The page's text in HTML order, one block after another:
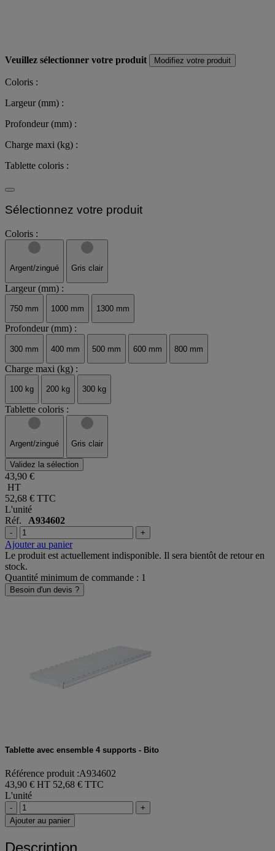
Veuillez sélectionner votre produit Modifiez votre produit
Coloris :
Largeur (mm) :
Profondeur (mm) :
Charge maxi (kg) :
Tablette coloris :
Sélectionnez votre produit
Coloris :
Argent/zingué Gris clair
Largeur (mm) :
750 mm 1000 mm 1300 mm
Profondeur (mm) :
300 mm 400 mm 500 mm 600 mm 800 mm
Charge maxi (kg) :
100 kg 200 kg 300 kg
Tablette coloris :
Argent/zingué Gris clair
Validez la sélection
43,90 €
HT
52,68 € TTC
L'unité
Réf. A934602
- +
Ajouter au panier
Le produit est actuellement indisponible. Il sera bientôt de retour en
stock.
Quantité minimum de commande : 1
Besoin d'un devis ?
Tablette avec ensemble 4 supports - Bito
Référence produit :A934602
43,90 € HT 52,68 € TTC
L'unité
-
+
Ajouter au panier
Description